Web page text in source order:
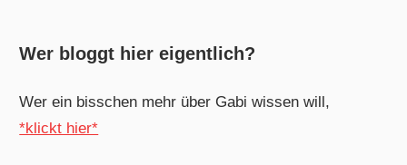
Wer bloggt hier eigentlich?
Wer ein bisschen mehr über Gabi wissen will,
*klickt hier*